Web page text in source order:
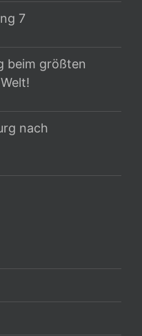
7
beim größten
nach